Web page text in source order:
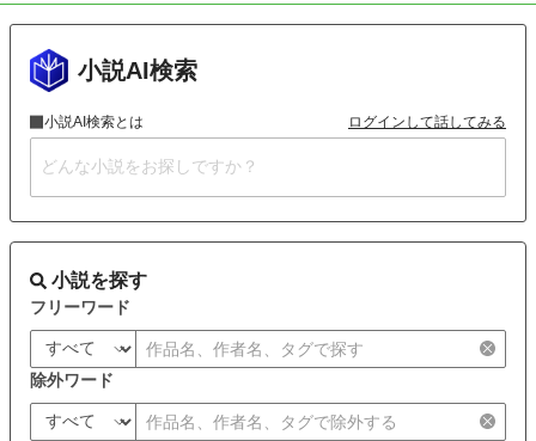
小説AI検索
小説AI検索とは ログインして話してみる
小説を探す
フリーワード
除外ワード